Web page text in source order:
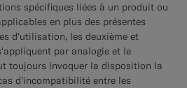
spécifiques liées à un produit ou
en plus des présentes
d'utilisation, les deuxième et
par analogie et le
toujours invoquer la disposition la
d'incompatibilité entre les